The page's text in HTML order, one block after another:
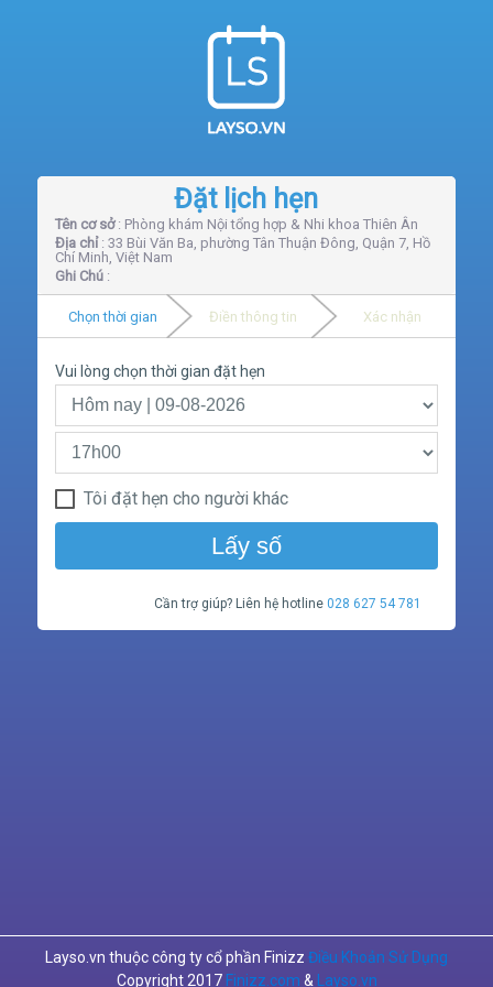
Đặt lịch hẹn
Tên cơ sở: Phòng khám Nội tổng hợp & Nhi khoa Thiên Ân
Địa chỉ: 33 Bùi Văn Ba, phường Tân Thuận Đông, Quận 7, Hồ
Chí Minh, Việt Nam
Ghi Chú:
Chọn thời gian Điền thông tin Xác nhận
Vui lòng chọn thời gian đặt hẹn
Tôi đặt hẹn cho người khác
Lấy số
Cần trợ giúp? Liên hệ hotline028 627 54 781
Layso.vn thuộc công ty cổ phần Finizz Điều Khoản Sử Dụng
Copyright 2017 Finizz.com & Layso.vn